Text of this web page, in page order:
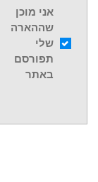
אני מוכן
שההארה
שלי
תפורסם
באתר